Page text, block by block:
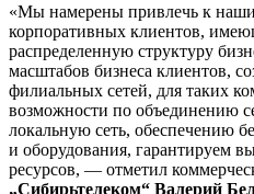
«Мы намерены привлечь к
корпоративных клиентов,
распределенную структуру
масштабов бизнеса клиентов,
филиальных сетей, для таких
возможности по объединению
локальную сеть, обеспечению
и оборудования, гарантируем
ресурсов, — отметил
„Сибирьтелеком“ Валерий